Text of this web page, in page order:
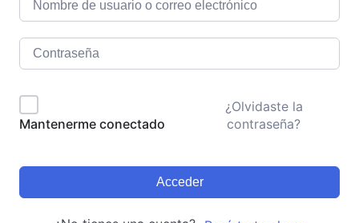
Mantenerme conectado
¿Olvidaste la
contraseña?
Acceder